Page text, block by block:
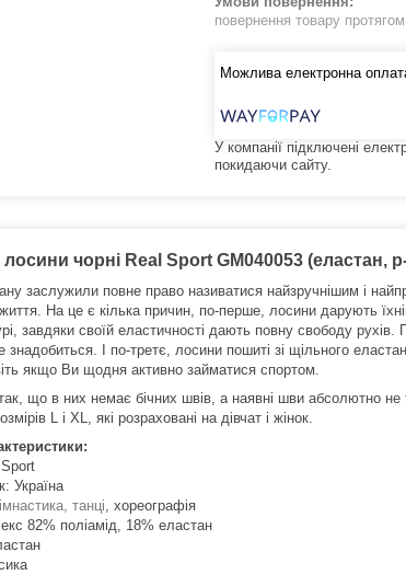
повернення товару
У компанії підключені
покидаючи сайту.
лосини чорні Real Sport GM040053 (еластан,
заслужили повне право називатися найзручнішим і
На це є кілька причин, по-перше, лосини дарують
завдяки своїй еластичності дають повну свободу
знадобиться. І по-третє, лосини пошиті зі щільного
якщо Ви щодня активно займатися спортом.
що в них немає бічних швів, а наявні шви абсолютно
L і XL, які розраховані на дівчат і жінок.
Україна
танці , хореографія
82% поліамід, 18% еластан